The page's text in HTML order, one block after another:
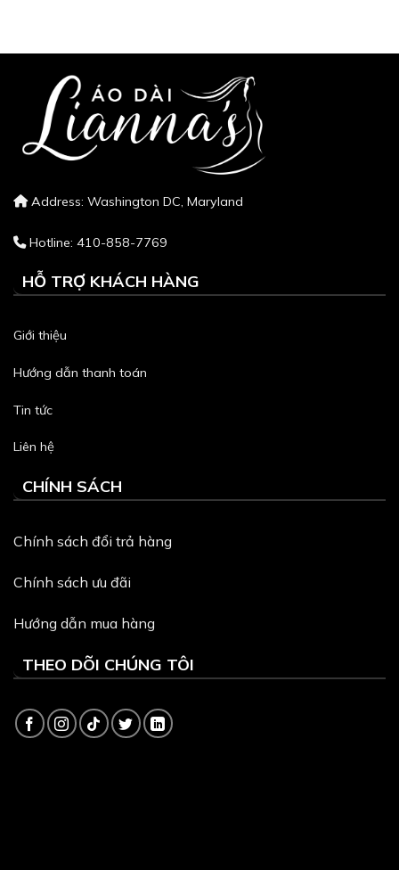
Address: Washington DC, Maryland
Hotline: 410-858-7769
HỖ TRỢ KHÁCH HÀNG
Giới thiệu
Hướng dẫn thanh toán
Tin tức
Liên hệ
CHÍNH SÁCH
Chính sách đổi trả hàng
Chính sách ưu đãi
Hướng dẫn mua hàng
THEO DÕI CHÚNG TÔI